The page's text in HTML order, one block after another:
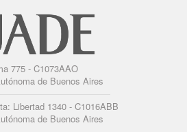
775 - C1073AAO
de Buenos Aires
Libertad 1340 - C1016ABB
de Buenos Aires